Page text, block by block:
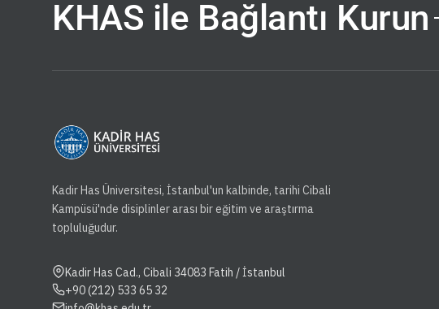
KHAS ile Bağlantı Kurun
Kadir Has Üniversitesi, İstanbul'un kalbinde, tarihi Cibali
Kampüsü'nde disiplinler arası bir eğitim ve araştırma
topluluğudur.
Kadir Has Cad., Cibali 34083 Fatih / İstanbul
+90 (212) 533 65 32